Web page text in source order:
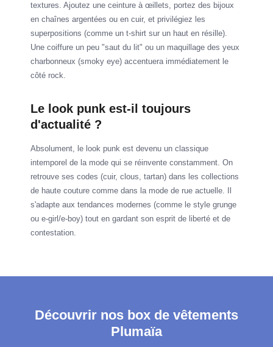
textures. Ajoutez une ceinture à œillets, portez des bijoux
en chaînes argentées ou en cuir, et privilégiez les
superpositions (comme un t-shirt sur un haut en résille).
Une coiffure un peu "saut du lit" ou un maquillage des yeux
charbonneux (smoky eye) accentuera immédiatement le
côté rock.
Le look punk est-il toujours
d'actualité ?
Absolument, le look punk est devenu un classique
intemporel de la mode qui se réinvente constamment. On
retrouve ses codes (cuir, clous, tartan) dans les collections
de haute couture comme dans la mode de rue actuelle. Il
s'adapte aux tendances modernes (comme le style grunge
ou e-girl/e-boy) tout en gardant son esprit de liberté et de
contestation.
Découvrir nos box de vêtements
Plumaïa